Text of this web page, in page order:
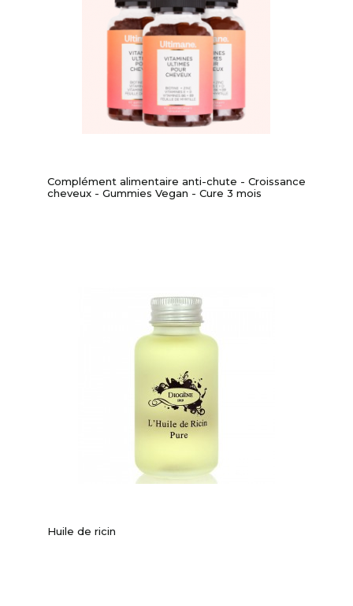
Complément alimentaire anti-chute - Croissance
cheveux - Gummies Vegan - Cure 3 mois
Huile de ricin